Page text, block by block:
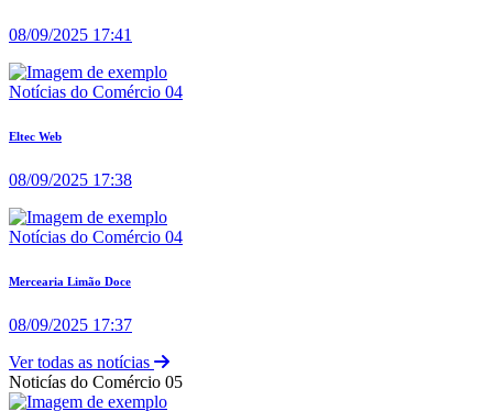
08/09/2025 17:41
Notícias do Comércio 04
Eltec Web
08/09/2025 17:38
Notícias do Comércio 04
Mercearia Limão Doce
08/09/2025 17:37
Ver todas as notícias
Noticías do Comércio 05